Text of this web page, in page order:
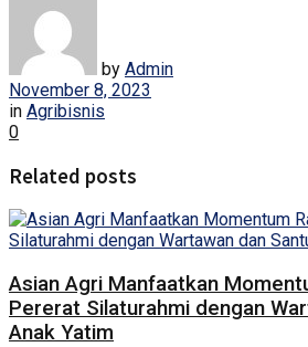
by Admin
November 8, 2023
in Agribisnis
0
Related posts
Asian Agri Manfaatkan
Pererat Silaturahmi dengan
Anak Yatim